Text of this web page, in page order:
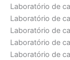
Laboratório de
Laboratório de
Laboratório de
Laboratório de
Laboratório de